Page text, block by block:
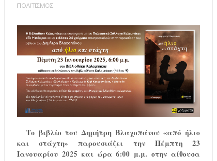
ΠΟΛΙΤΙΣΜΟΣ
Το βιβλίο του Δημήτρη Βλαχοπάνου «από ήλιο
και στάχτη» παρουσιάζει την Πέμπτη 23
Ιανουαρίου 2025 και ώρα 6:00 μ.μ. στην αίθουσα